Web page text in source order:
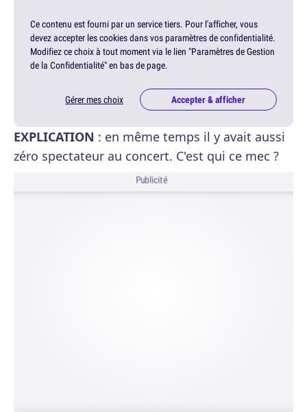
Ce contenu est fourni par un service tiers. Pour l'afficher, vous
devez accepter les cookies dans vos paramètres de confidentialité.
Modifiez ce choix à tout moment via le lien "Paramètres de Gestion
de la Confidentialité" en bas de page.
Gérer mes choix Accepter & afficher
EXPLICATION : en même temps il y avait aussi
zéro spectateur au concert. C'est qui ce mec ?
Publicité